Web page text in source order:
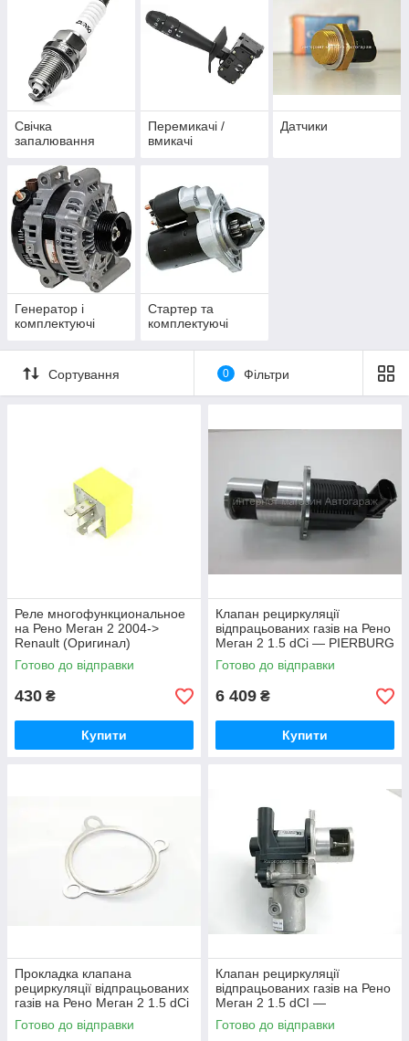
Свічка
запалювання
Перемикачі /
вмикачі
Датчики
Генератор і
комплектуючі
Стартер та
комплектуючі
Сортування 0 Фільтри
Реле многофункциональное
на Рено Меган 2 2004->
Renault (Оригинал)
7700844253
Готово до відправки
430 ₴
Купити
Клапан рециркуляції
відпрацьованих газів на Рено
Меган 2 1.5 dCi — PIERBURG
(Німеччина) - 722818580
Готово до відправки
6 409 ₴
Купити
Прокладка клапана
рециркуляції відпрацьованих
газів на Рено Меган 2 1.5 dCi
— AJUSA (Іспанія) 01168600
Готово до відправки
Клапан рециркуляції
відпрацьованих газів на Рено
Меган 2 1.5 dCI —
PIERBURG (Німеччина) -
700368150
Готово до відправки